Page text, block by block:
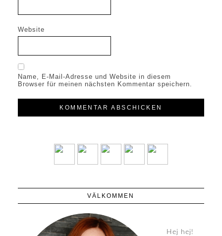
Website
Name, E-Mail-Adresse und Website in diesem
Browser für meinen nächsten Kommentar speichern.
VÄLKOMMEN
Hej hej!